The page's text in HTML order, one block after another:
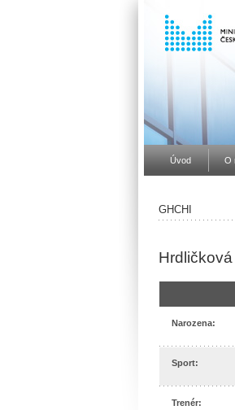
Úvod O
GHCHI
Narozena:
Sport:
Trenér: